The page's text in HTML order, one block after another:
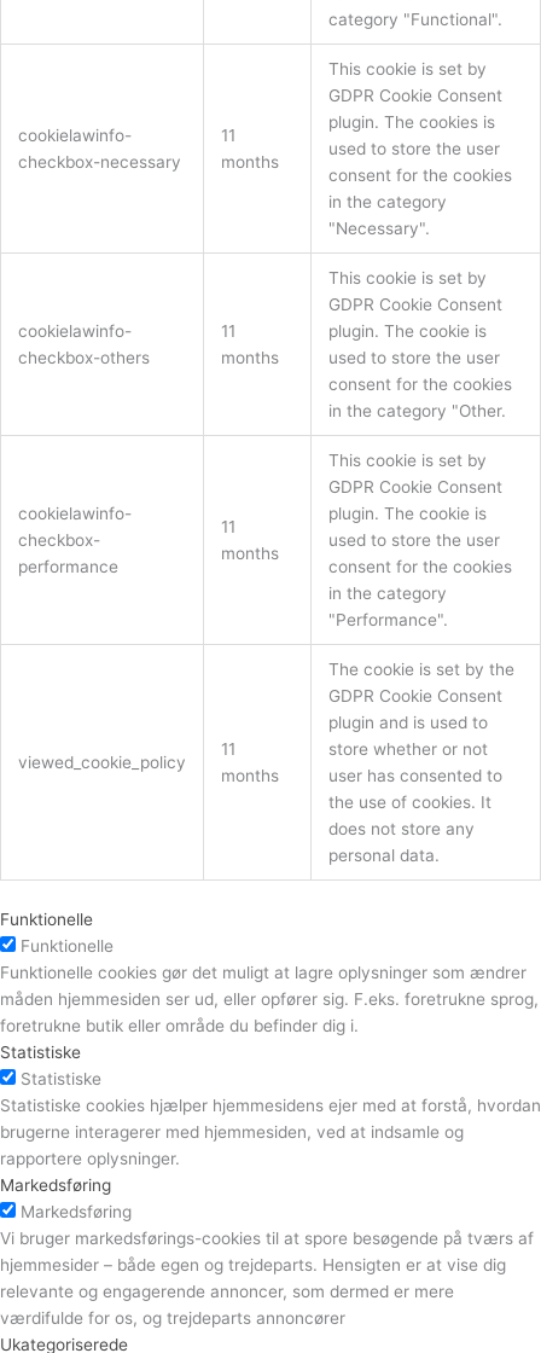
category "Functional".
cookielawinfo-
checkbox-necessary
11
months
This cookie is set by
GDPR Cookie Consent
plugin. The cookies is
used to store the user
consent for the cookies
in the category
"Necessary".
cookielawinfo-
checkbox-others
11
months
This cookie is set by
GDPR Cookie Consent
plugin. The cookie is
used to store the user
consent for the cookies
in the category "Other.
cookielawinfo-
checkbox-
performance
11
months
This cookie is set by
GDPR Cookie Consent
plugin. The cookie is
used to store the user
consent for the cookies
in the category
"Performance".
viewed_cookie_policy
11
months
The cookie is set by the
GDPR Cookie Consent
plugin and is used to
store whether or not
user has consented to
the use of cookies. It
does not store any
personal data.
Funktionelle
Funktionelle
Funktionelle cookies gør det muligt at lagre oplysninger som ændrer
måden hjemmesiden ser ud, eller opfører sig. F.eks. foretrukne sprog,
foretrukne butik eller område du befinder dig i.
Statistiske
Statistiske
Statistiske cookies hjælper hjemmesidens ejer med at forstå, hvordan
brugerne interagerer med hjemmesiden, ved at indsamle og
rapportere oplysninger.
Markedsføring
Markedsføring
Vi bruger markedsførings-cookies til at spore besøgende på tværs af
hjemmesider – både egen og trejdeparts. Hensigten er at vise dig
relevante og engagerende annoncer, som dermed er mere
værdifulde for os, og trejdeparts annoncører
Ukategoriserede